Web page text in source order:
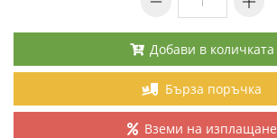
Добави в количката
Бърза поръчка
Вземи на изплащане